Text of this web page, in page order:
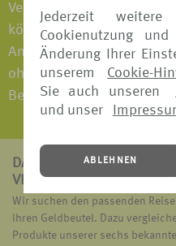
Jederzeit
Cookienutzung
Änderung Ihrer
unserem
Cookie-
Sie auch unseren
und unser
ABLEHNEN
Versicherungspakete mit
können bei fast allen
Antritt der Reise gebucht
ohne Reiserücktritts-
Beginn der Reise gebucht
DAS ZEICHNET
VERS[4U] AUS:
Wir suchen den passenden
Ihren Geldbeutel. Dazu
Produkte unserer sechs